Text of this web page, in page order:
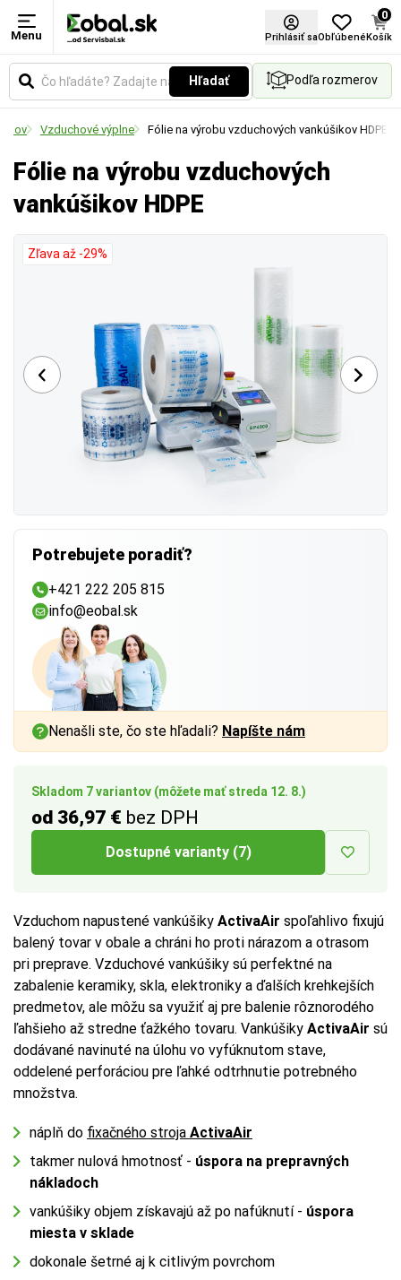
Menu Prihlásiť saObľúbené
0
Košík
Hľadať Podľa rozmerov
Vzduchové výplne Fólie na výrobu vzduchových vankúšikov HDPE
Fólie na výrobu vzduchových
vankúšikov HDPE
Skladom 7 variantov (môžete mať streda 12. 8.)
od 36,97 € bez DPH
Dostupné varianty (7)
Vzduchom napustené vankúšiky ActivaAir spoľahlivo fixujú
balený tovar v obale a chráni ho proti nárazom a otrasom
pri preprave. Vzduchové vankúšiky sú perfektné na
zabalenie keramiky, skla, elektroniky a ďalších krehkejších
predmetov, ale môžu sa využiť aj pre balenie rôznorodého
ľahšieho až stredne ťažkého tovaru. Vankúšiky ActivaAir sú
dodávané navinuté na úlohu vo vyfúknutom stave,
oddelené perforáciou pre ľahké odtrhnutie potrebného
množstva.
náplň do fixačného stroja ActivaAir
takmer nulová hmotnosť - úspora na prepravných
nákladoch
vankúšiky objem získavajú až po nafúknutí - úspora
miesta v sklade
dokonale šetrné aj k citlivým povrchom
Potrebujete poradiť?
+421 222 205 815
info@eobal.sk
Nenašli ste, čo ste hľadali? Napíšte nám
Zľava až -29%